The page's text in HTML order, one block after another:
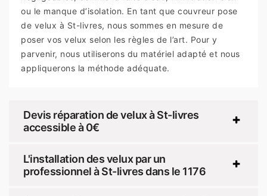
ou le manque d’isolation. En tant que couvreur pose
de velux à St-livres, nous sommes en mesure de
poser vos velux selon les règles de l’art. Pour y
parvenir, nous utiliserons du matériel adapté et nous
appliquerons la méthode adéquate.
Devis réparation de velux à St-livres
accessible à 0€
L'installation des velux par un
professionnel à St-livres dans le 1176